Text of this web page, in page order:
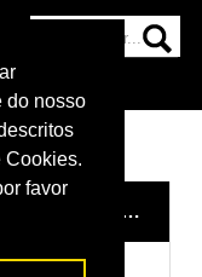
do nosso
Cookies.
favor
VS GAETHJE